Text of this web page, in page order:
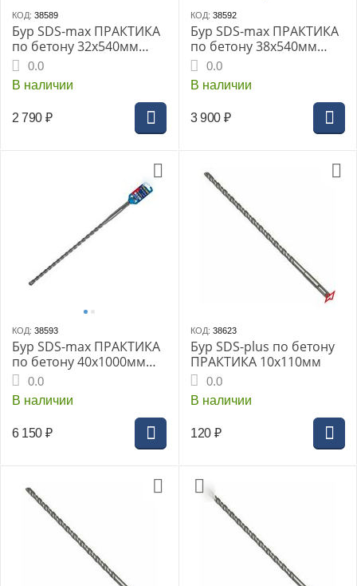
КОД: 38589
Бур SDS-max ПРАКТИКА
по бетону 32x540мм
Квадро серия Эксперт
0.0
В наличии
2 790 ₽
КОД: 38592
Бур SDS-max ПРАКТИКА
по бетону 38x540мм
Квадро серия Эксперт
0.0
В наличии
3 900 ₽
КОД: 38593
Бур SDS-max ПРАКТИКА
по бетону 40x1000мм
Квадро серия Эксперт
0.0
В наличии
6 150 ₽
КОД: 38623
Бур SDS-plus по бетону
ПРАКТИКА 10х110мм
0.0
В наличии
120 ₽